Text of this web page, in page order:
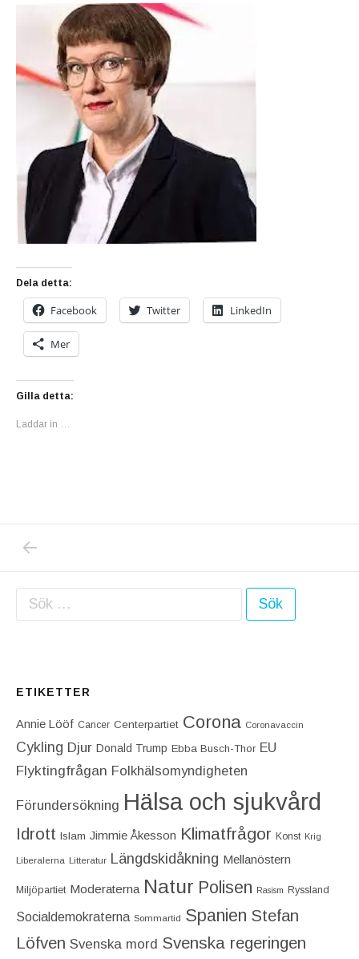
Dela detta:
Facebook Twitter LinkedIn
Mer
Gilla detta:
Laddar in …
Inläggsnavigering
Sök efter:
ETIKETTER
Annie Lööf Cancer Centerpartiet‎ Corona Coronavaccin
Cykling Djur Donald Trump Ebba Busch-Thor EU
Flyktingfrågan Folkhälsomyndigheten
Förundersökning Hälsa och sjukvård
Idrott Islam Jimmie Åkesson Klimatfrågor Konst Krig
Liberalerna Litteratur Längdskidåkning Mellanöstern
Miljöpartiet Moderaterna Natur Polisen Rasism Ryssland
Socialdemokraterna Sommartid Spanien Stefan
Löfven Svenska mord Svenska regeringen